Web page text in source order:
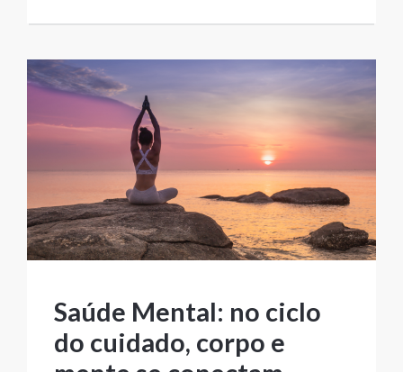
Saúde Mental: no ciclo
do cuidado, corpo e